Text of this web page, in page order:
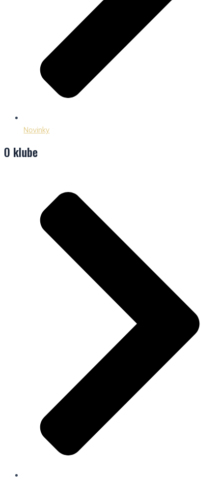
Novinky
O klube